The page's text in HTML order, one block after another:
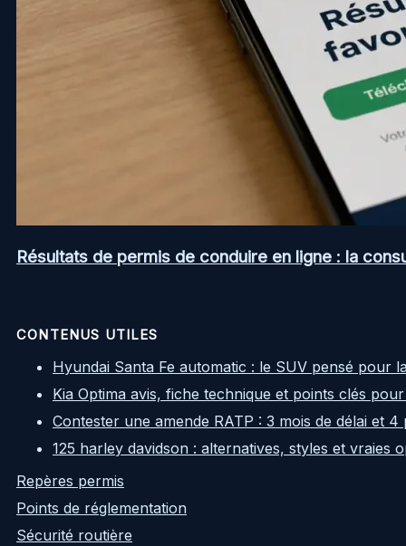
Résultats de permis de conduire en ligne : la
CONTENUS UTILES
Hyundai Santa Fe automatic : le SUV pensé pour
Kia Optima avis, fiche technique et points clés
Contester une amende RATP : 3 mois de délai et
125 harley davidson : alternatives, styles et vraies
Repères permis
Points de réglementation
Sécurité routière